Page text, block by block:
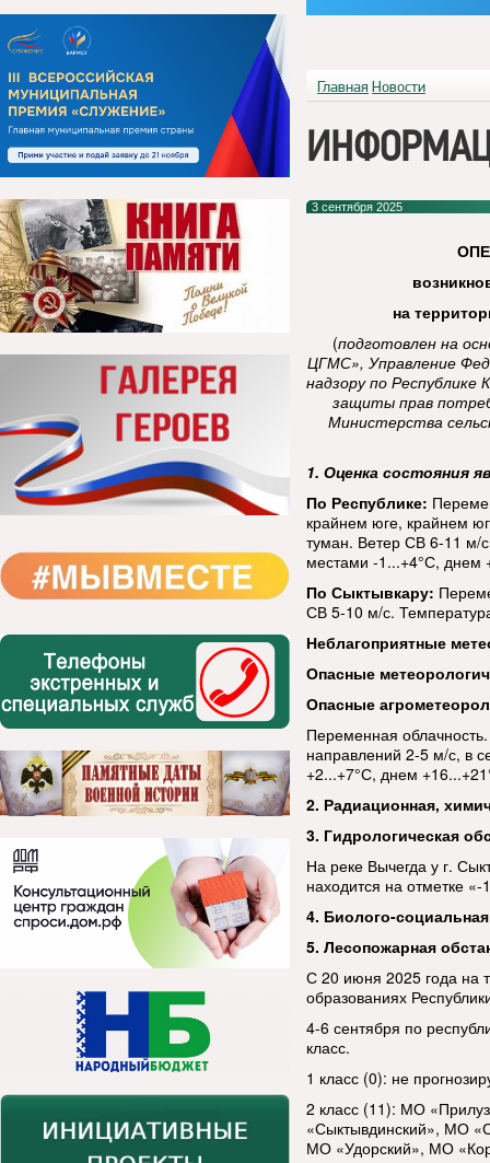
Главная Новости
3 сентября 2025
на
(подготовлен на
ЦГМС», Управление
надзору по Республике
защиты прав
Министерства
1. Оценка состояния
По Республике:
крайнем юге, крайнем
туман. Ветер СВ 6-11 м/
местами -1...+4°С, днем
По Сыктывкару:
СВ 5-10 м/с.
Неблагоприятные
Опасные
Опасные
Переменная
направлений 2-5 м/с, в
+2...+7°С, днем
2. Радиационная,
3. Гидрологическая
На реке Вычегда у г.
находится на отметке
4. Биолого-
5. Лесопожарная
С 20 июня 2025 года на
образованиях
4-6 сентября по
класс.
1 класс (0): не
2 класс (11): МО
«Сыктывдинский», МО
МО «Удорский», МО